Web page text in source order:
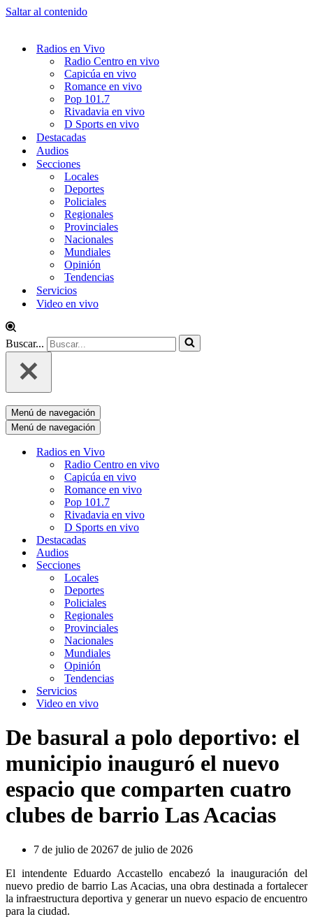
Saltar al contenido
Radios en Vivo
Radio Centro en vivo
Capicúa en vivo
Romance en vivo
Pop 101.7
Rivadavia en vivo
D Sports en vivo
Destacadas
Audios
Secciones
Locales
Deportes
Policiales
Regionales
Provinciales
Nacionales
Mundiales
Opinión
Tendencias
Servicios
Video en vivo
Buscar...
Menú de navegación
Menú de navegación
Radios en Vivo
Radio Centro en vivo
Capicúa en vivo
Romance en vivo
Pop 101.7
Rivadavia en vivo
D Sports en vivo
Destacadas
Audios
Secciones
Locales
Deportes
Policiales
Regionales
Provinciales
Nacionales
Mundiales
Opinión
Tendencias
Servicios
Video en vivo
De basural a polo deportivo: el
municipio inauguró el nuevo
espacio que comparten cuatro
clubes de barrio Las Acacias
7 de julio de 20267 de julio de 2026
El intendente Eduardo Accastello encabezó la inauguración del
nuevo predio de barrio Las Acacias, una obra destinada a fortalecer
la infraestructura deportiva y generar un nuevo espacio de encuentro
para la ciudad.